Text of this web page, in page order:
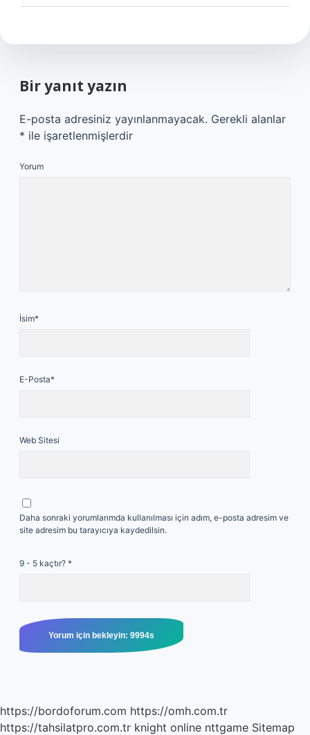
Bir yanıt yazın
E-posta adresiniz yayınlanmayacak. Gerekli alanlar
* ile işaretlenmişlerdir
Yorum
İsim*
E-Posta*
Web Sitesi
Daha sonraki yorumlarımda kullanılması için adım, e-posta adresim ve
site adresim bu tarayıcıya kaydedilsin.
9 - 5 kaçtır? *
https://bordoforum.com https://omh.com.tr
https://tahsilatpro.com.tr knight online nttgame Sitemap